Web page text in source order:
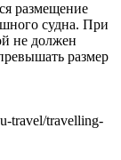
размещение
судна. При
не должен
размер
travel/travelling-